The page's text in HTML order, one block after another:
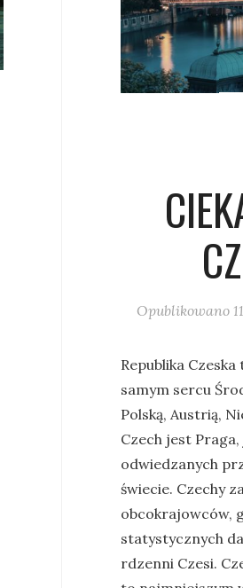
Opublikowano
Republika
samym sercu
Polską, Austrią,
Czech jest
odwiedzanych
świecie. Czechy
obcokrajowców,
statystycznych
rdzenni Czesi.